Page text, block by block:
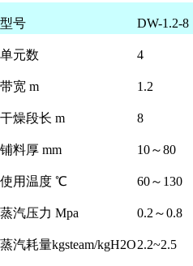
型号 DW-1.2-8
单元数 4
带宽 m 1.2
干燥段长 m 8
铺料厚 mm 10～80
使用温度 ℃ 60～130
蒸汽压力 Mpa 0.2～0.8
蒸汽耗量kgsteam/kgH2O2.2~2.5